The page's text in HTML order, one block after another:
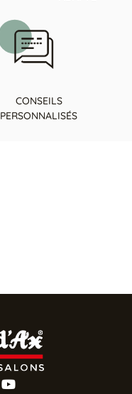
CONSEILS
PERSONNALISÉS